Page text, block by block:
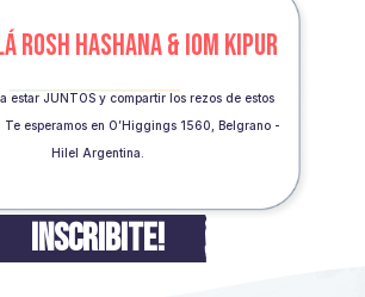
ROSH HASHANA & IOM KIPUR
estar JUNTOS y compartir los rezos de estos
Te esperamos en O’Higgings 1560, Belgrano -
Hilel Argentina.
INSCRIBITE!